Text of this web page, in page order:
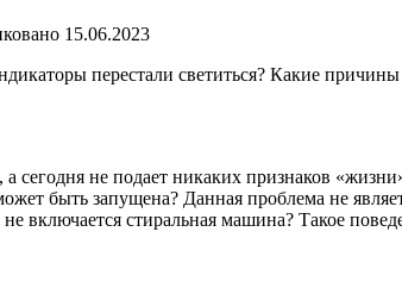
15.06.2023
перестали светиться? Какие
сегодня не подает никаких признаков
быть запущена? Данная проблема не
включается стиральная машина? Такое